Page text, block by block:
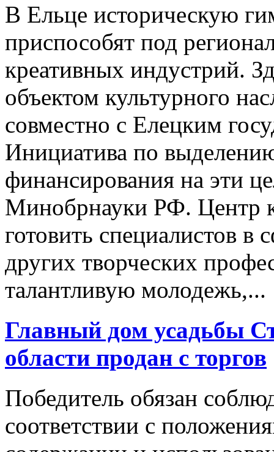
В Ельце историческую
приспособят под
креативных индустрий.
объектом культурного
совместно с Елецким
Инициатива по
финансирования на эти
Минобрнауки РФ. Центр
готовить специалистов в
других творческих
талантливую молодежь,...
Главный дом усадьбы
области продан с торгов
Победитель обязан
соответствии с